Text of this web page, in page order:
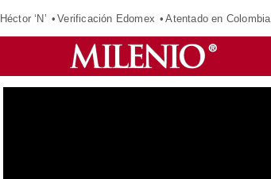
Héctor ‘N’ Verificación Edomex Atentado en Colombia